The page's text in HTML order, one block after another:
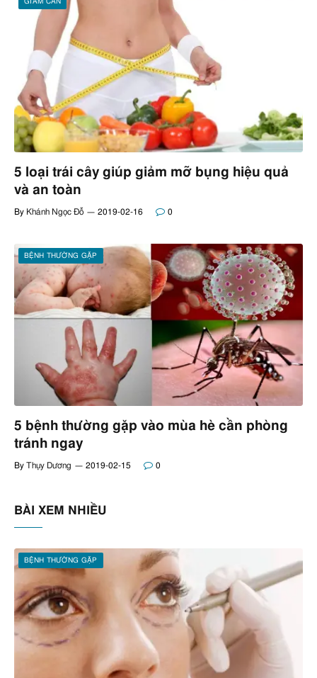
GIẢM CÂN
5 loại trái cây giúp giảm mỡ bụng hiệu quả
và an toàn
By Khánh Ngọc Đỗ 2019-02-16 0
BỆNH THƯỜNG GẶP
5 bệnh thường gặp vào mùa hè cần phòng
tránh ngay
By Thụy Dương 2019-02-15 0
BÀI XEM NHIỀU
BỆNH THƯỜNG GẶP